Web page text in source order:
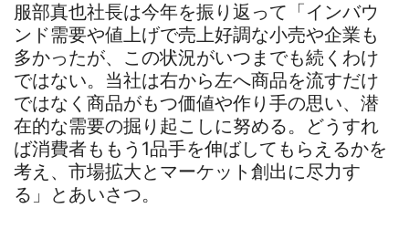
服部真也社長は今年を振り返って「インバウ
ンド需要や値上げで売上好調な小売や企業も
多かったが、この状況がいつまでも続くわけ
ではない。当社は右から左へ商品を流すだけ
ではなく商品がもつ価値や作り手の思い、潜
在的な需要の掘り起こしに努める。どうすれ
ば消費者ももう1品手を伸ばしてもらえるかを
考え、市場拡大とマーケット創出に尽力す
る」とあいさつ。